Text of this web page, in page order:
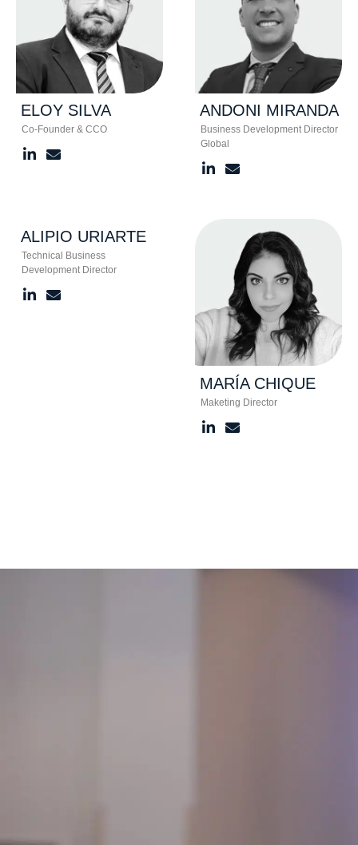
ELOYSILVA
Co-Founder & CCO
ANDONI MIRANDA
Business Development Director
Global​
ALIPIO URIARTE
Technical Business
Development Director
MARÍACHIQUE
Maketing Director